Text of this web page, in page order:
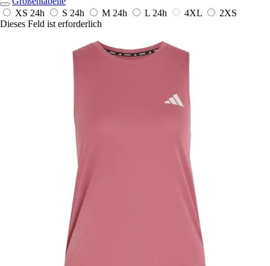
XS 24h S 24h M 24h L 24h 4XL
2XS
Dieses Feld ist erforderlich